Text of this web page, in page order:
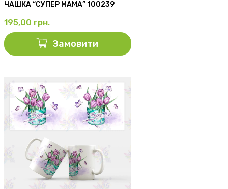
ЧАШКА “СУПЕР МАМА” 100239
195,00 грн.
Замовити